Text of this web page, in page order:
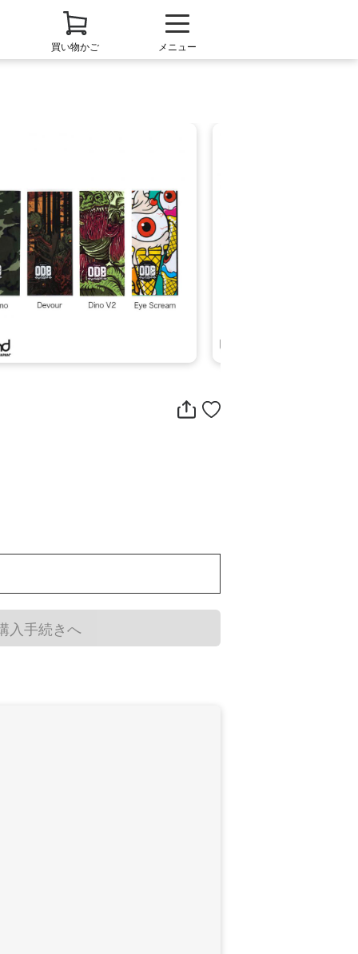
買い物かご メニュー
入手続きへ